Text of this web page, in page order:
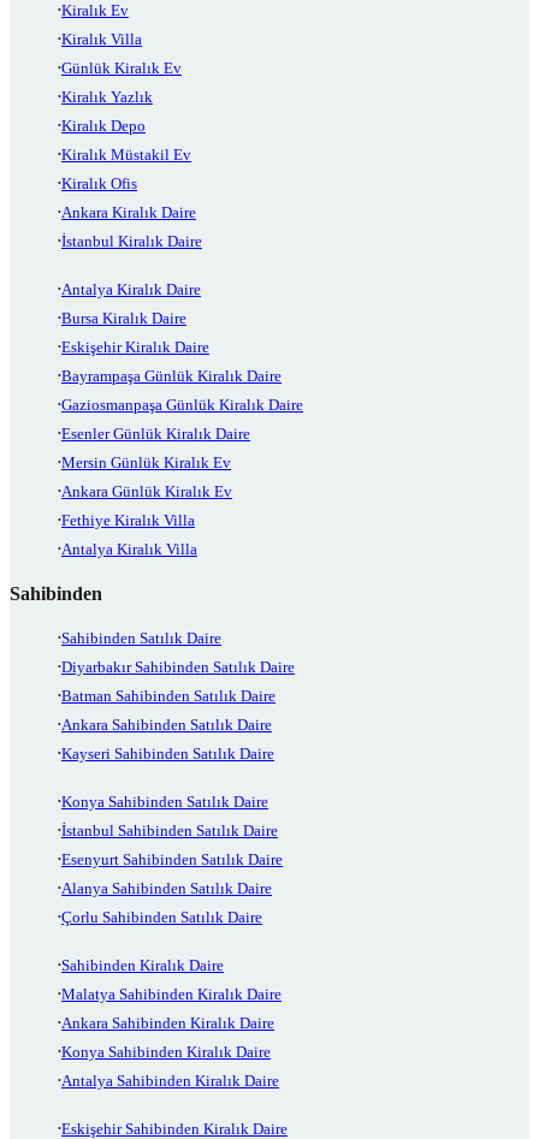
Kiralık Ev
Kiralık Villa
Günlük Kiralık Ev
Kiralık Yazlık
Kiralık Depo
Kiralık Müstakil Ev
Kiralık Ofis
Ankara Kiralık Daire
İstanbul Kiralık Daire
Antalya Kiralık Daire
Bursa Kiralık Daire
Eskişehir Kiralık Daire
Bayrampaşa Günlük Kiralık Daire
Gaziosmanpaşa Günlük Kiralık Daire
Esenler Günlük Kiralık Daire
Mersin Günlük Kiralık Ev
Ankara Günlük Kiralık Ev
Fethiye Kiralık Villa
Antalya Kiralık Villa
Sahibinden
Sahibinden Satılık Daire
Diyarbakır Sahibinden Satılık Daire
Batman Sahibinden Satılık Daire
Ankara Sahibinden Satılık Daire
Kayseri Sahibinden Satılık Daire
Konya Sahibinden Satılık Daire
İstanbul Sahibinden Satılık Daire
Esenyurt Sahibinden Satılık Daire
Alanya Sahibinden Satılık Daire
Çorlu Sahibinden Satılık Daire
Sahibinden Kiralık Daire
Malatya Sahibinden Kiralık Daire
Ankara Sahibinden Kiralık Daire
Konya Sahibinden Kiralık Daire
Antalya Sahibinden Kiralık Daire
Eskişehir Sahibinden Kiralık Daire